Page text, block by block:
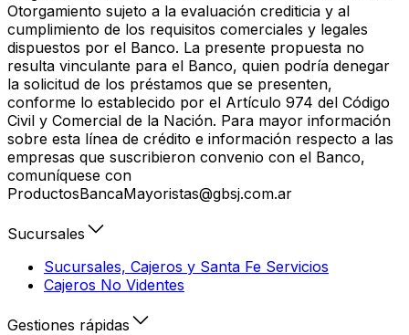
Otorgamiento sujeto a la evaluación crediticia y al
cumplimiento de los requisitos comerciales y legales
dispuestos por el Banco. La presente propuesta no
resulta vinculante para el Banco, quien podría denegar
la solicitud de los préstamos que se presenten,
conforme lo establecido por el Artículo 974 del Código
Civil y Comercial de la Nación. Para mayor información
sobre esta línea de crédito e información respecto a las
empresas que suscribieron convenio con el Banco,
comuníquese con
ProductosBancaMayoristas@gbsj.com.ar
Sucursales
Sucursales, Cajeros y Santa Fe Servicios
Cajeros No Videntes
Gestiones rápidas